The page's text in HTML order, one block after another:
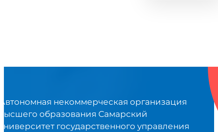
некоммерческая организация
образования Самарский
государственного управления